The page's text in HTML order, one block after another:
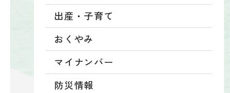
出産・子育て
おくやみ
マイナンバー
防災情報